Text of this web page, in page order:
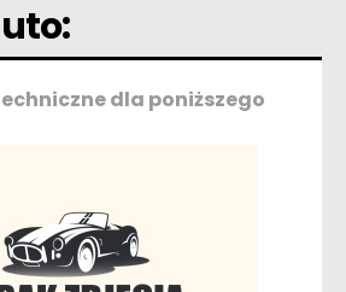
dla poniższego